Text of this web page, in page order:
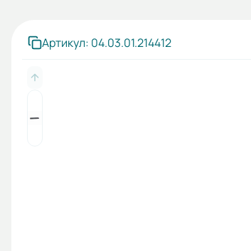
Артикул: 04.03.01.214412